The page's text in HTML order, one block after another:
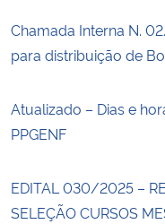
Chamada Interna N.
para distribuição de
Atualizado – Dias e
PPGENF
EDITAL 030/2025 –
SELEÇÃO CURSOS